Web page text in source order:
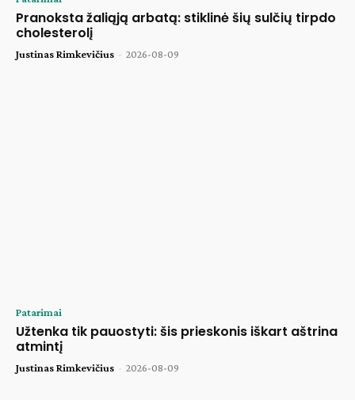
Pranoksta žaliąją arbatą: stiklinė šių sulčių tirpdo
cholesterolį
Justinas Rimkevičius - 2026-08-09
Patarimai
Užtenka tik pauostyti: šis prieskonis iškart aštrina
atmintį
Justinas Rimkevičius - 2026-08-09